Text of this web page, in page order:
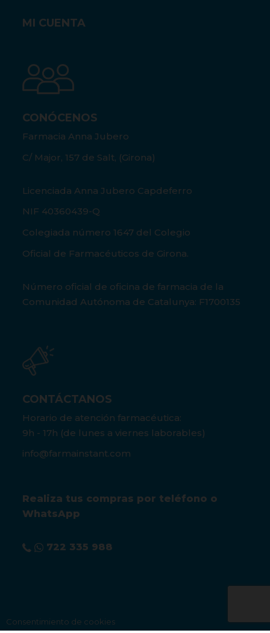
MI CUENTA
CONÓCENOS
Farmacia Anna Jubero
C/ Major, 157 de Salt, (Girona)
Licenciada Anna Jubero Capdeferro
NIF 40360439-Q
Colegiada número 1647 del Colegio
Oficial de Farmacéuticos de Girona.
Número oficial de oficina de farmacia de la
Comunidad Autónoma de Catalunya: F1700135
CONTÁCTANOS
Horario de atención farmacéutica:
9h - 17h (de lunes a viernes laborables)
info@farmainstant.com
Realiza tus compras por teléfono o
WhatsApp
722 335 988
Consentimiento de cookies